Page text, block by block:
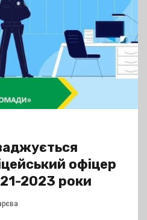
офіцер
2023 роки